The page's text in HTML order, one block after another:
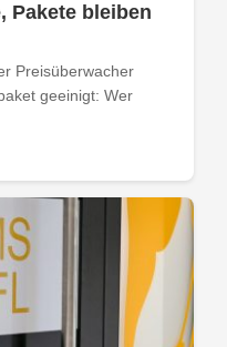
Pakete bleiben
Preisüberwacher
geeinigt: Wer